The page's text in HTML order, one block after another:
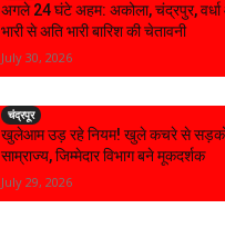
अगले 24 घंटे अहम: अकोला, चंद्रपुर, वर्धा
भारी से अति भारी बारिश की चेतावनी
July 30, 2026
चंद्रपूर
खुलेआम उड़ रहे नियम! खुले कचरे से सड़कों
साम्राज्य, जिम्मेदार विभाग बने मूकदर्शक
July 29, 2026